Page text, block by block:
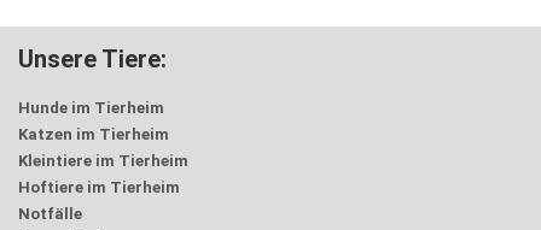
Unsere Tiere:
Hunde im Tierheim
Katzen im Tierheim
Kleintiere im Tierheim
Hoftiere im Tierheim
Notfälle